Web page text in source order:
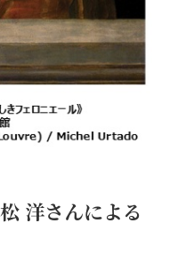
洋さんによる